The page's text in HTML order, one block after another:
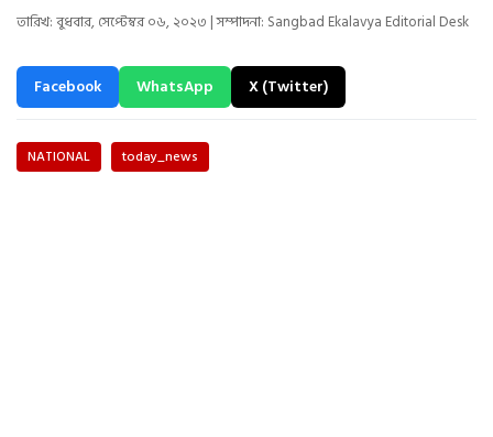
তারিখ: বুধবার, সেপ্টেম্বর ০৬, ২০২৩ | সম্পাদনা: Sangbad Ekalavya Editorial Desk
Facebook WhatsApp X (Twitter)
NATIONAL today_news